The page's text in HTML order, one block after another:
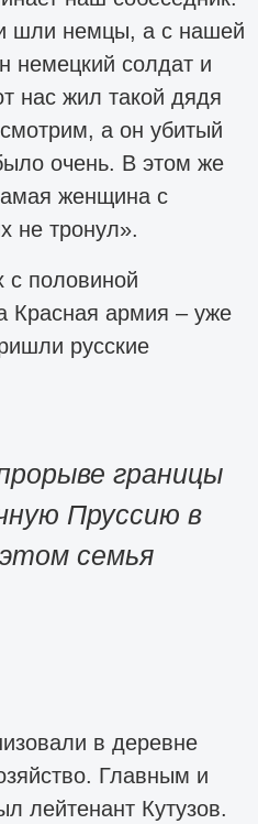
шли немцы, а с нашей
немецкий солдат и
нас жил такой дядя
а он убитый
очень. В этом же
женщина с
не тронул».
с половиной
Красная армия – уже
русские
границы
Пруссию в
семья
в деревне
Главным и
лейтенант Кутузов.